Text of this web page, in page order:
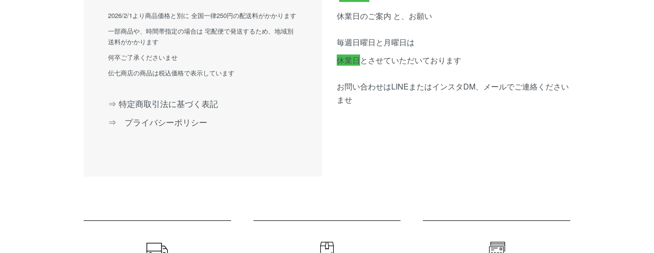
2026/2/1より商品価格と別に 全国一律250円の配送料がかかります
一部商品や、時間帯指定の場合は 宅配便で発送するため、地域別
送料がかかります
何卒ご了承くださいませ
伝七商店の商品は税込価格で表示しています
⇒ 特定商取引法に基づく表記
⇒ プライバシーポリシー
休業日のご案内 と、お願い
毎週日曜日と月曜日は
休業日 とさせていただいております
お問い合わせはLINEまたはインスタDM、メールでご連絡ください
ませ